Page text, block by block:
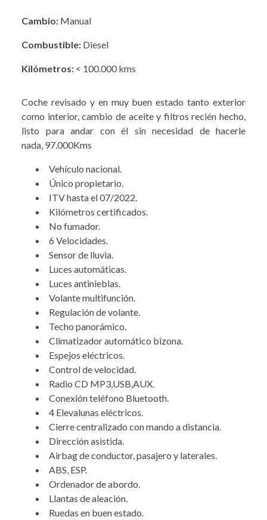
Cambio: Manual
Combustible: Diesel
Kilómetros: < 100.000 kms
Coche revisado y en muy buen estado tanto exterior
como interior, cambio de aceite y filtros recién hecho,
listo para andar con él sin necesidad de hacerle
nada, 97.000Kms
Vehículo nacional.
Único propietario.
ITV hasta el 07/2022.
Kilómetros certificados.
No fumador.
6 Velocidades.
Sensor de lluvia.
Luces automáticas.
Luces antinieblas.
Volante multifunción.
Regulación de volante.
Techo panorámico.
Climatizador automático bizona.
Espejos eléctricos.
Control de velocidad.
Radio CD MP3,USB,AUX.
Conexión teléfono Bluetooth.
4 Elevalunas eléctricos.
Cierre centralizado con mando a distancia.
Dirección asistida.
Airbag de conductor, pasajero y laterales.
ABS, ESP.
Ordenador de abordo.
Llantas de aleación.
Ruedas en buen estado.